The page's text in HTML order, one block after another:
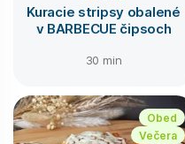
Kuracie stripsy obalené
v BARBECUE čipsoch
30 min
Obed
Večera